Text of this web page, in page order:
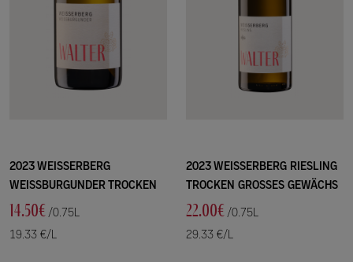
2023 WEISSERBERG
WEISSBURGUNDER TROCKEN
14.50€ /0.75L
19.33 €/L
2023 WEISSERBERG RIESLING
TROCKEN GROSSES GEWÄCHS
22.00€ /0.75L
29.33 €/L